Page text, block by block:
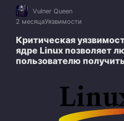
Vulner Queen
2 месяцаУязвимости
Критическая
ядре Linux позволяет
пользователю